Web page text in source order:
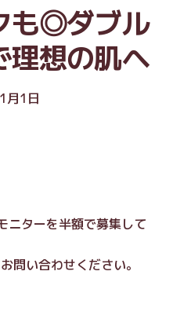
も◎ダブル
理想の肌へ
月1日
ニターを半額で募集して
問い合わせください。